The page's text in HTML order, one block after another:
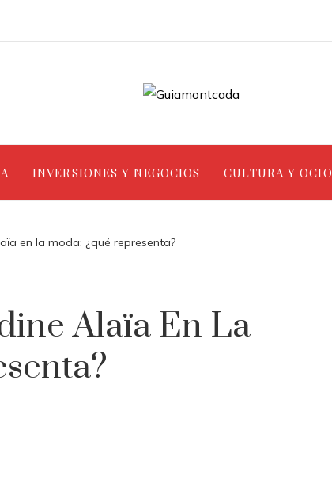
INVERSIONES Y NEGOCIOS CULTURA Y OCIO
en la moda: ¿qué representa?
Alaïa En La